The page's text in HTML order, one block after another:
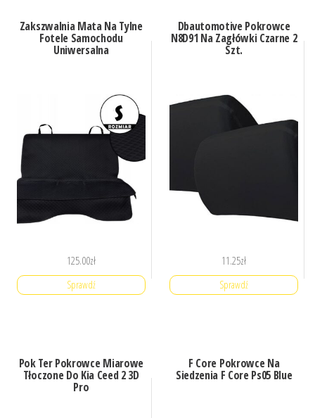
Zakszwalnia Mata Na Tylne
Fotele Samochodu
Uniwersalna
125.00zł
Sprawdź
Dbautomotive Pokrowce
N8D91 Na Zagłówki Czarne 2
Szt.
11.25zł
Sprawdź
Pok Ter Pokrowce Miarowe
Tłoczone Do Kia Ceed 2 3D
Pro
F Core Pokrowce Na
Siedzenia F Core Ps05 Blue